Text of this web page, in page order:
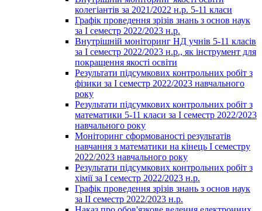
колегіантів за 2021/2022 н.р. 5-11 класи
Графік проведення зрізів знань з основ наук
за І семестр 2022/2023 н.р.
Внутрішній моніторинг НД учнів 5-11 класів
за І семестр 2022/2023 н.р., як інструмент для
покращення якості освіти
Результати підсумкових контрольних робіт з
фізики за І семестр 2022/2023 навчального
року
Результати підсумкових контрольних робіт з
математики 5-11 класи за І семестр 2022/2023
навчального року
Моніторинг сформованості результатів
навчання з математики на кінець І семестру
2022/2023 навчального року
Результати підсумкових контрольних робіт з
хімії за І семестр 2022/2023 н.р.
Графік проведення зрізів знань з основ наук
за ІІ семестр 2022/2023 н.р.